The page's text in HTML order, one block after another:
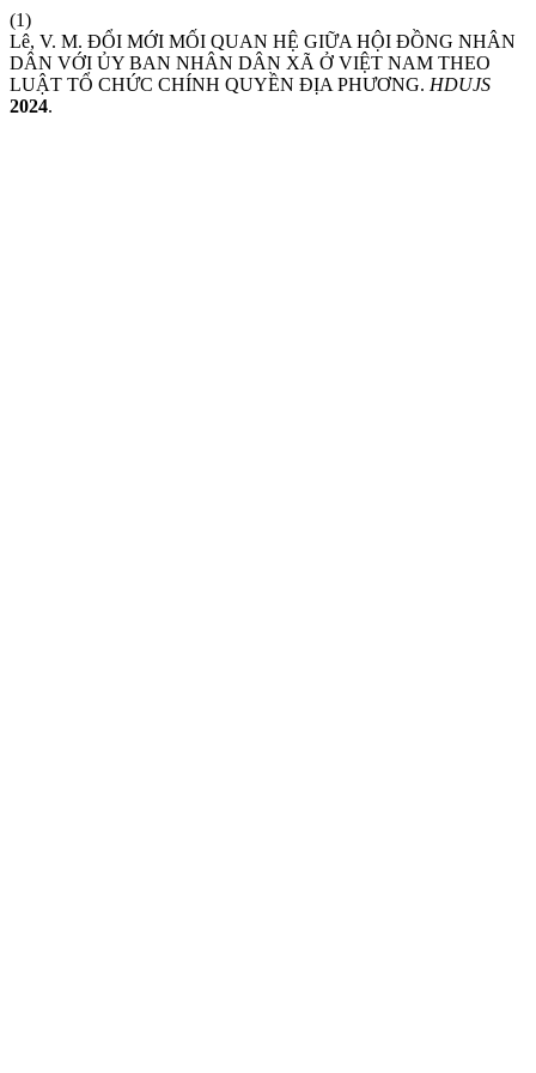
(1)
Lê, V. M. ĐỔI MỚI MỐI QUAN HỆ GIỮA HỘI ĐỒNG NHÂN
DÂN VỚI ỦY BAN NHÂN DÂN XÃ Ở VIỆT NAM THEO
LUẬT TỔ CHỨC CHÍNH QUYỀN ĐỊA PHƯƠNG. HDUJS
2024.